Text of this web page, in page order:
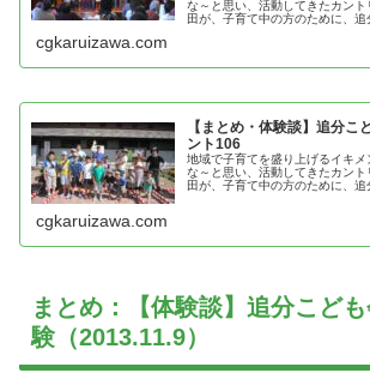
な～と思い、活動してきたカン
田が、子育て中の方のために、追
cgkaruizawa.com
【まとめ・体験談】追分
ント106
地域で子育てを盛り上げるイキ
な～と思い、活動してきたカン
田が、子育て中の方のために、追
cgkaruizawa.com
まとめ：【体験談】追分こど
験（2013.11.9）